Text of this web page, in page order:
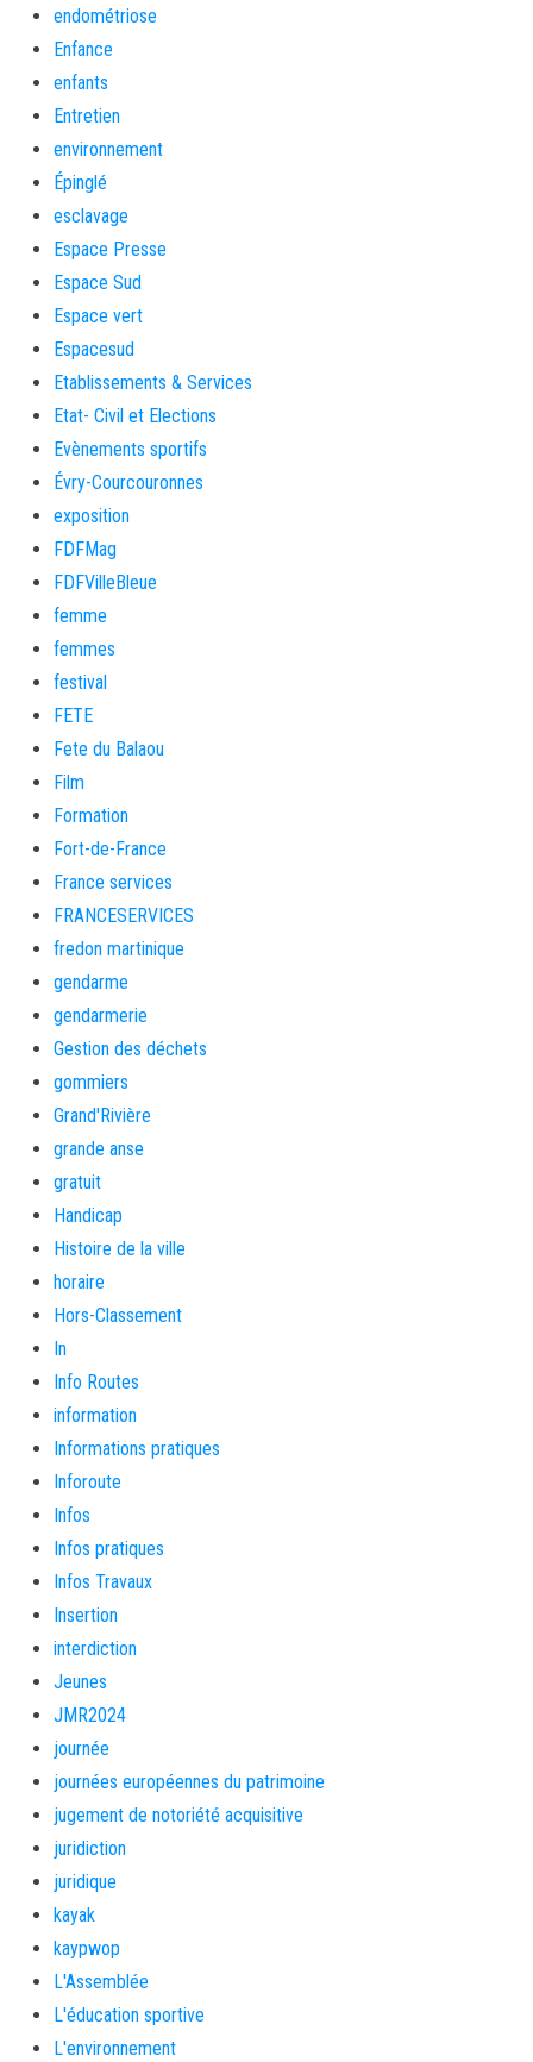
endométriose
Enfance
enfants
Entretien
environnement
Épinglé
esclavage
Espace Presse
Espace Sud
Espace vert
Espacesud
Etablissements & Services
Etat- Civil et Elections
Evènements sportifs
Évry-Courcouronnes
exposition
FDFMag
FDFVilleBleue
femme
femmes
festival
FETE
Fete du Balaou
Film
Formation
Fort-de-France
France services
FRANCESERVICES
fredon martinique
gendarme
gendarmerie
Gestion des déchets
gommiers
Grand'Rivière
grande anse
gratuit
Handicap
Histoire de la ville
horaire
Hors-Classement
In
Info Routes
information
Informations pratiques
Inforoute
Infos
Infos pratiques
Infos Travaux
Insertion
interdiction
Jeunes
JMR2024
journée
journées européennes du patrimoine
jugement de notoriété acquisitive
juridiction
juridique
kayak
kaypwop
L'Assemblée
L'éducation sportive
L'environnement